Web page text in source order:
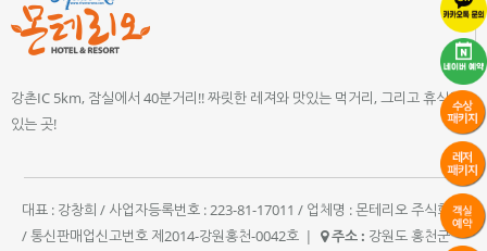
강촌IC 5km, 잠실에서 40분거리!! 짜릿한 레져와 맛있는 먹거리, 그리고 휴식이
있는 곳!
대표 : 강창희 / 사업자등록번호 : 223-81-17011 / 업체명 : 몬테리오 주식회사
/ 통신판매업신고번호 제2014-강원홍천-0042호 | 주소 : 강원도 홍천군